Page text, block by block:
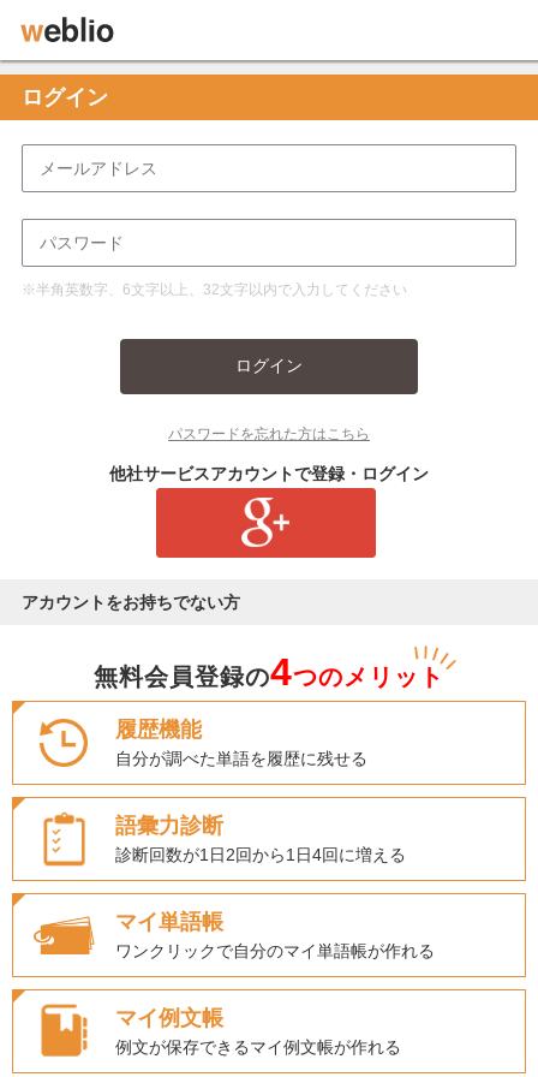
ログイン
※半角英数字、6文字以上、32文字以内で入力してください
ログイン
パスワードを忘れた方はこちら
他社サービスアカウントで登録・ログイン
アカウントをお持ちでない方
無料会員登録の4つのメリット
履歴機能
自分が調べた単語を履歴に残せる
語彙力診断
診断回数が1日2回から1日4回に増える
マイ単語帳
ワンクリックで自分のマイ単語帳が作れる
マイ例文帳
例文が保存できるマイ例文帳が作れる